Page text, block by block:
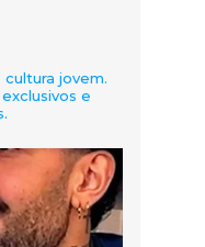
jovem.
e